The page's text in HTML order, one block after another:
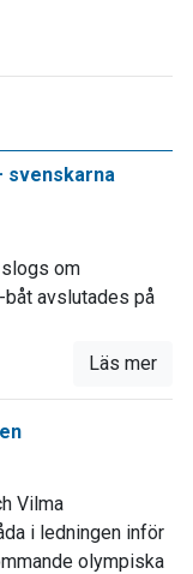
svenskarna
om
avslutades på
Läs mer
Vilma
i ledningen inför
olympiska